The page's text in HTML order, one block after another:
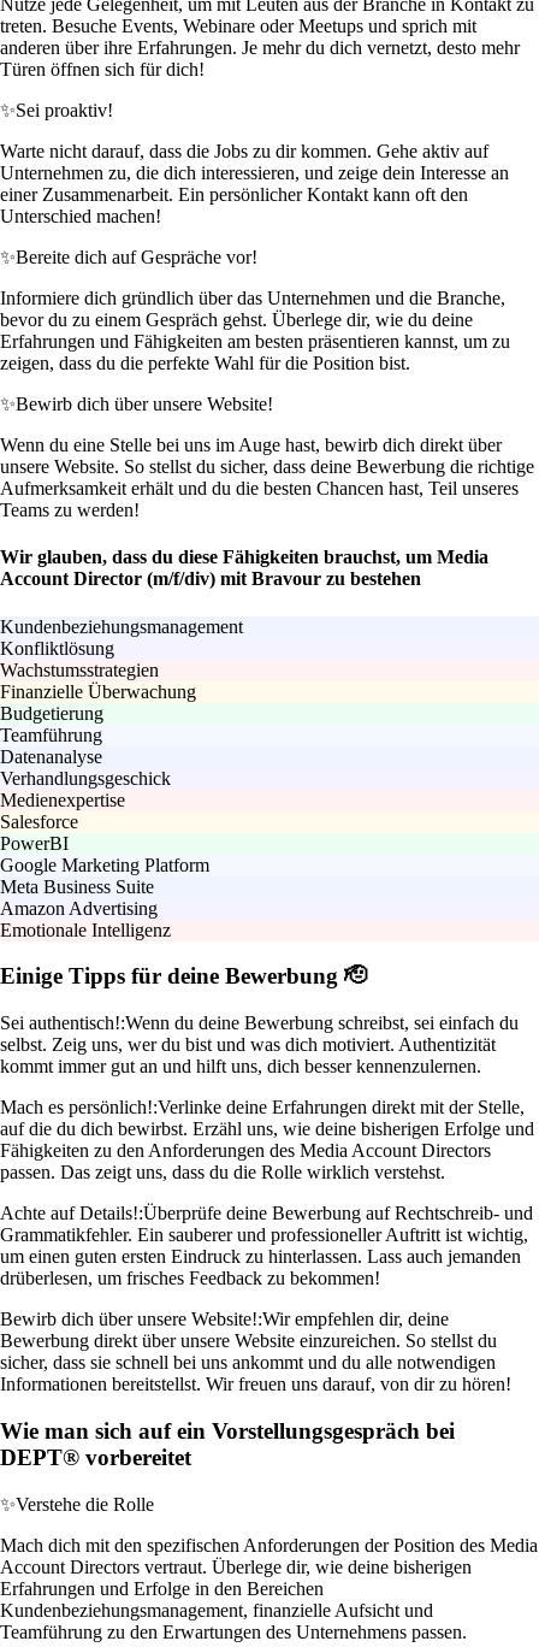
Nutze jede Gelegenheit, um mit Leuten aus der Branche in Kontakt zu
treten. Besuche Events, Webinare oder Meetups und sprich mit
anderen über ihre Erfahrungen. Je mehr du dich vernetzt, desto mehr
Türen öffnen sich für dich!
✨Sei proaktiv!
Warte nicht darauf, dass die Jobs zu dir kommen. Gehe aktiv auf
Unternehmen zu, die dich interessieren, und zeige dein Interesse an
einer Zusammenarbeit. Ein persönlicher Kontakt kann oft den
Unterschied machen!
✨Bereite dich auf Gespräche vor!
Informiere dich gründlich über das Unternehmen und die Branche,
bevor du zu einem Gespräch gehst. Überlege dir, wie du deine
Erfahrungen und Fähigkeiten am besten präsentieren kannst, um zu
zeigen, dass du die perfekte Wahl für die Position bist.
✨Bewirb dich über unsere Website!
Wenn du eine Stelle bei uns im Auge hast, bewirb dich direkt über
unsere Website. So stellst du sicher, dass deine Bewerbung die richtige
Aufmerksamkeit erhält und du die besten Chancen hast, Teil unseres
Teams zu werden!
Wir glauben, dass du diese Fähigkeiten brauchst, um Media
Account Director (m/f/div) mit Bravour zu bestehen
Kundenbeziehungsmanagement
Konfliktlösung
Wachstumsstrategien
Finanzielle Überwachung
Budgetierung
Teamführung
Datenanalyse
Verhandlungsgeschick
Medienexpertise
Salesforce
PowerBI
Google Marketing Platform
Meta Business Suite
Amazon Advertising
Emotionale Intelligenz
Einige Tipps für deine Bewerbung 🫡
Sei authentisch!:Wenn du deine Bewerbung schreibst, sei einfach du
selbst. Zeig uns, wer du bist und was dich motiviert. Authentizität
kommt immer gut an und hilft uns, dich besser kennenzulernen.
Mach es persönlich!:Verlinke deine Erfahrungen direkt mit der Stelle,
auf die du dich bewirbst. Erzähl uns, wie deine bisherigen Erfolge und
Fähigkeiten zu den Anforderungen des Media Account Directors
passen. Das zeigt uns, dass du die Rolle wirklich verstehst.
Achte auf Details!:Überprüfe deine Bewerbung auf Rechtschreib- und
Grammatikfehler. Ein sauberer und professioneller Auftritt ist wichtig,
um einen guten ersten Eindruck zu hinterlassen. Lass auch jemanden
drüberlesen, um frisches Feedback zu bekommen!
Bewirb dich über unsere Website!:Wir empfehlen dir, deine
Bewerbung direkt über unsere Website einzureichen. So stellst du
sicher, dass sie schnell bei uns ankommt und du alle notwendigen
Informationen bereitstellst. Wir freuen uns darauf, von dir zu hören!
Wie man sich auf ein Vorstellungsgespräch bei
DEPT® vorbereitet
✨Verstehe die Rolle
Mach dich mit den spezifischen Anforderungen der Position des Media
Account Directors vertraut. Überlege dir, wie deine bisherigen
Erfahrungen und Erfolge in den Bereichen
Kundenbeziehungsmanagement, finanzielle Aufsicht und
Teamführung zu den Erwartungen des Unternehmens passen.